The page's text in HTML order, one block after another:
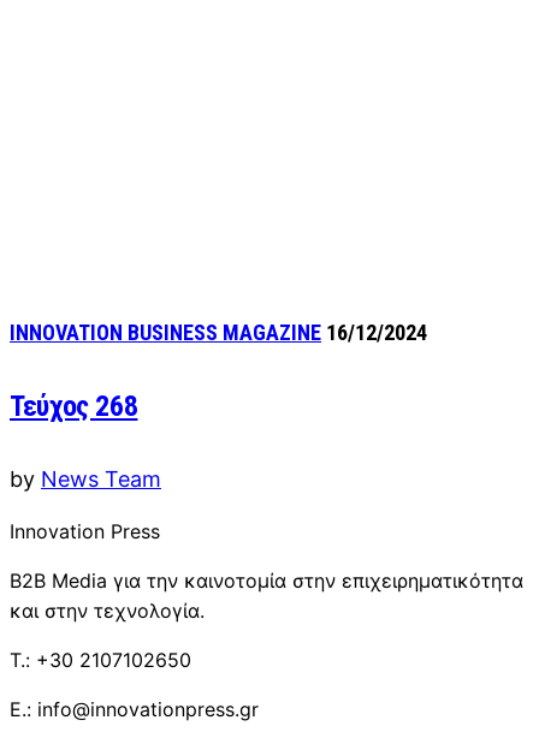
INNOVATION BUSINESS MAGAZINE 16/12/2024
Τεύχος 268
by News Team
Innovation Press
B2B Media για την καινοτομία στην επιχειρηματικότητα
και στην τεχνολογία.
T.: +30 2107102650
E.: info@innovationpress.gr